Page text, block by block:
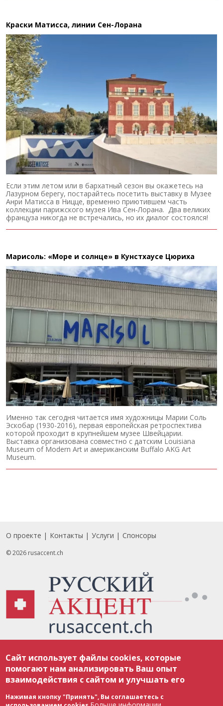
Краски Матисса, линии Сен-Лорана
Если этим летом или в бархатный сезон вы окажетесь на
Лазурном берегу, постарайтесь посетить выставку в Музее
Анри Матисса в Ницце, временно приютившем часть
коллекции парижского музея Ива Сен-Лорана. Два великих
француза никогда не встречались, но их диалог состоялся!
Марисоль: «Море и солнце» в Кунстхаусе Цюриха
Именно так сегодня читается имя художницы Марии Соль
Эскобар (1930-2016), первая европейская ретроспектива
которой проходит в крупнейшем музее Швейцарии.
Выставка организована совместно с датским Louisiana
Museum of Modern Art и американским Buffalo AKG Art
Museum.
Footer
О проекте Контакты Услуги Спонсоры
© 2026 rusaccent.ch
соответствии с законодательством Швейцарии об авторском праве и
международными соглашениями. Полное или частичное использование
материалов возможно только с разрешения редакции. В случае полного
или частичного воспроизведения материалов сайта rusaccent.ch,
ОБЯЗАТЕЛЬНА АКТИВНАЯ ГИПЕРССЫЛКА на конкретный заимствованный
текст. Фотоизображения, размещенные редакцией rusaccent.ch, являются
ее исключительной собственностью. Полное или частичное
Сайт использует файлы cookies, которые
помогают нам анализировать Ваш опыт
взаимодействия с сайтом и улучшать его
Нажимая кнопку "Принять", Вы соглашаетесь с